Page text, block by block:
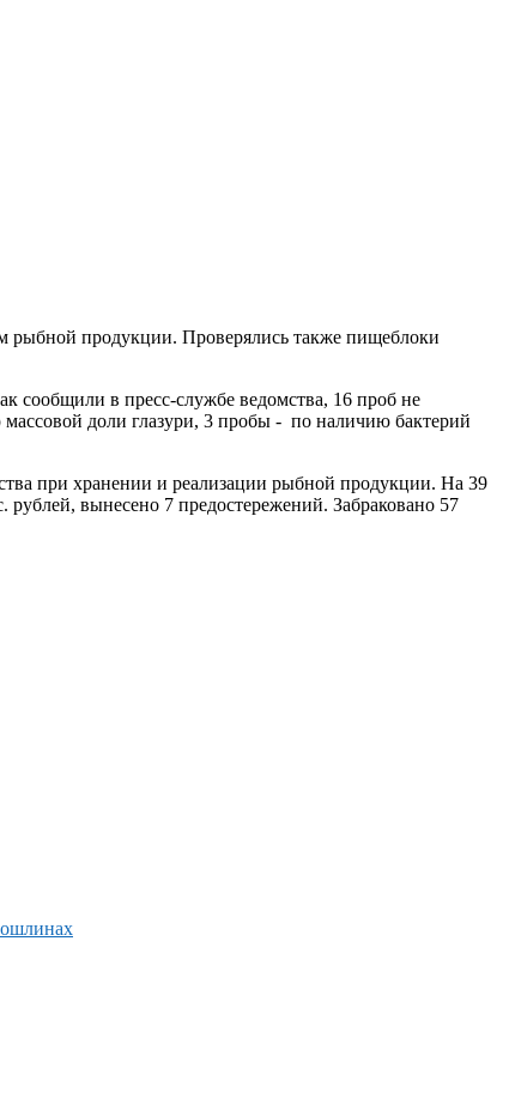
рыбной продукции. Проверялись также пищеблоки
сообщили в пресс-службе ведомства, 16 проб не
доли глазури, 3 пробы - по наличию бактерий
при хранении и реализации рыбной продукции. На 39
вынесено 7 предостережений. Забраковано 57